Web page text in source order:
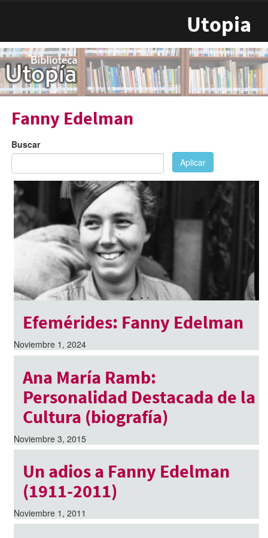
Utopia
Fanny Edelman
Buscar
Aplicar
Efemérides: Fanny Edelman
Noviembre 1, 2024
Ana María Ramb:
Personalidad Destacada de la
Cultura (biografía)
Noviembre 3, 2015
Un adios a Fanny Edelman
(1911-2011)
Noviembre 1, 2011